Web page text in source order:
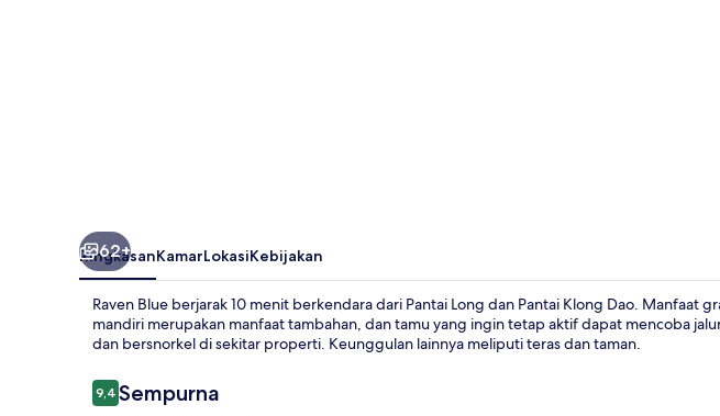
62+
RingkasanKamarLokasiKebijakan
Raven Blue berjarak 10 menit berkendara dari Pantai Long dan Pantai Klong Dao. Manfaat
mandiri merupakan manfaat tambahan, dan tamu yang ingin tetap aktif dapat mencoba
dan bersnorkel di sekitar properti. Keunggulan lainnya meliputi teras dan taman.
Ulasan
9,49,4 dari 10
Sempurna